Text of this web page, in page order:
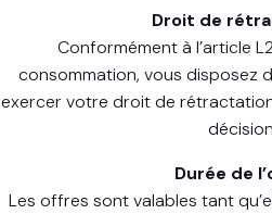
Droit de
Conformément à l’article
consommation, vous disposez
exercer votre droit de
Durée de
Les offres sont valables tant